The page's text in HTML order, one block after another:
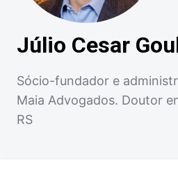
Júlio Cesar
Sócio-fundador e
Maia Advogados. Doutor
RS